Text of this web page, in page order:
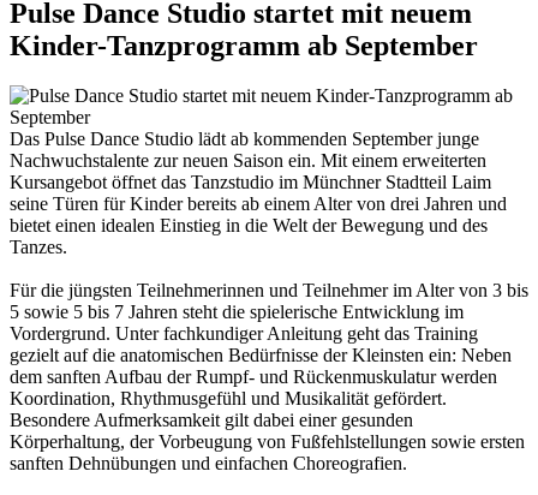
Pulse Dance Studio startet mit neuem
Kinder-Tanzprogramm ab September
Das Pulse Dance Studio lädt ab kommenden September junge
Nachwuchstalente zur neuen Saison ein. Mit einem erweiterten
Kursangebot öffnet das Tanzstudio im Münchner Stadtteil Laim
seine Türen für Kinder bereits ab einem Alter von drei Jahren und
bietet einen idealen Einstieg in die Welt der Bewegung und des
Tanzes.
Für die jüngsten Teilnehmerinnen und Teilnehmer im Alter von 3 bis
5 sowie 5 bis 7 Jahren steht die spielerische Entwicklung im
Vordergrund. Unter fachkundiger Anleitung geht das Training
gezielt auf die anatomischen Bedürfnisse der Kleinsten ein: Neben
dem sanften Aufbau der Rumpf- und Rückenmuskulatur werden
Koordination, Rhythmusgefühl und Musikalität gefördert.
Besondere Aufmerksamkeit gilt dabei einer gesunden
Körperhaltung, der Vorbeugung von Fußfehlstellungen sowie ersten
sanften Dehnübungen und einfachen Choreografien.